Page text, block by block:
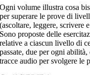
Ogni volume illustra cosa
per superare le prove di
(ascoltare, leggere, scrivere
Sono proposte delle
relative a ciascun livello di
passate, due per ogni
tracce audio per svolgere le